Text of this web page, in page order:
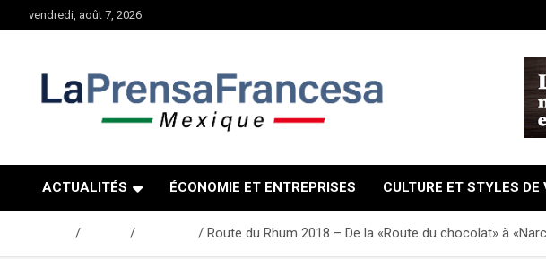
au
vendredi, août 7, 2026
ACTUALITÉS ÉCONOMIE ET ENTREPRISES CULTURE ET STYLES DE
Route du Rhum 2018 – De la «Route du chocolat» à